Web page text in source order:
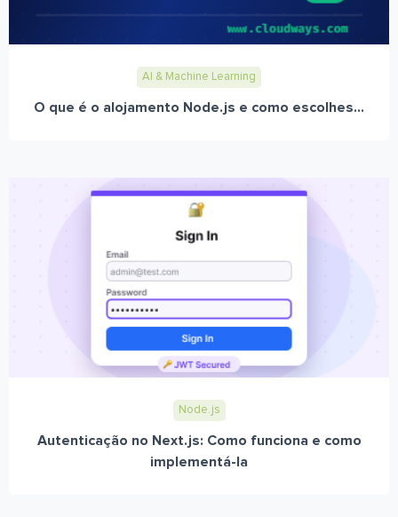
AI & Machine Learning
O que é o alojamento Node.js e como escolhes...
Node.js
Autenticação no Next.js: Como funciona e como
implementá-la